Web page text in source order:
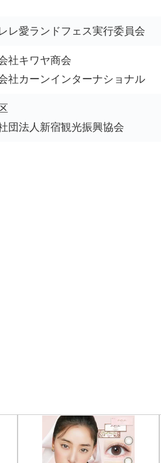
レ愛ランドフェス実行委員会
社キワヤ商会
社カーンインターナショナル
団法人新宿観光振興協会